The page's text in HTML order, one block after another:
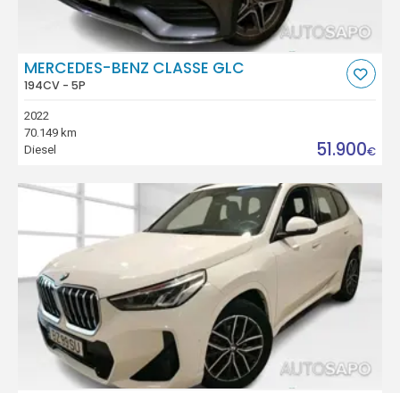
MERCEDES-BENZ CLASSE GLC
194CV - 5P
2022
70.149 km
Diesel
51.900€